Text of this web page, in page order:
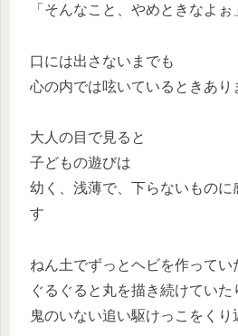
「そんなこと、やめときなよぉ
口には出さないまでも
心の内では呟いているときあり
大人の目で見ると
子どもの遊びは
幼く、浅薄で、下らないものに
す
ねん土でずっとヘビを作ってい
ぐるぐると丸を描き続けていた
鬼のいない追い駆けっこをくり